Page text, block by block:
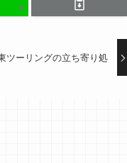
ツーリングの立ち寄り処